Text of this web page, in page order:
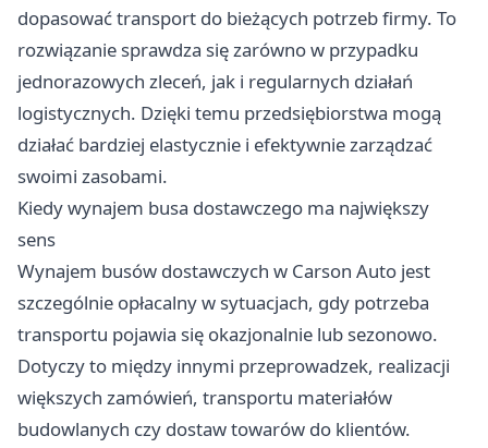
dopasować transport do bieżących potrzeb firmy. To
rozwiązanie sprawdza się zarówno w przypadku
jednorazowych zleceń, jak i regularnych działań
logistycznych. Dzięki temu przedsiębiorstwa mogą
działać bardziej elastycznie i efektywnie zarządzać
swoimi zasobami.
Kiedy wynajem busa dostawczego ma największy
sens
Wynajem busów dostawczych w Carson Auto jest
szczególnie opłacalny w sytuacjach, gdy potrzeba
transportu pojawia się okazjonalnie lub sezonowo.
Dotyczy to między innymi przeprowadzek, realizacji
większych zamówień, transportu materiałów
budowlanych czy dostaw towarów do klientów.